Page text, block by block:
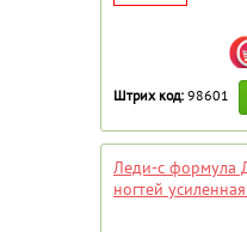
Штрих код: 98601
Леди-с формула
ногтей